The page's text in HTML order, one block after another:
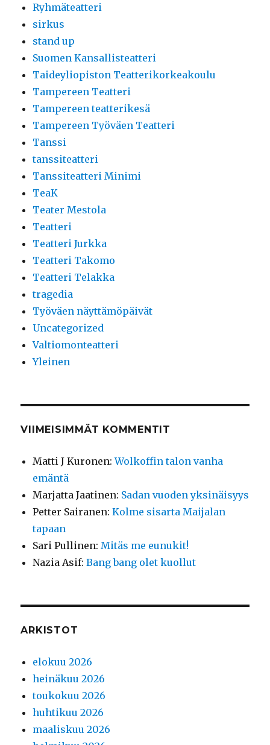
Ryhmäteatteri
sirkus
stand up
Suomen Kansallisteatteri
Taideyliopiston Teatterikorkeakoulu
Tampereen Teatteri
Tampereen teatterikesä
Tampereen Työväen Teatteri
Tanssi
tanssiteatteri
Tanssiteatteri Minimi
TeaK
Teater Mestola
Teatteri
Teatteri Jurkka
Teatteri Takomo
Teatteri Telakka
tragedia
Työväen näyttämöpäivät
Uncategorized
Valtiomonteatteri
Yleinen
VIIMEISIMMÄT KOMMENTIT
Matti J Kuronen:Wolkoffin talon vanha
emäntä
Marjatta Jaatinen: Sadan vuoden yksinäisyys
Petter Sairanen:Kolme sisarta Maijalan
tapaan
Sari Pullinen: Mitäs me eunukit!
Nazia Asif:Bang bang olet kuollut
ARKISTOT
elokuu 2026
heinäkuu 2026
toukokuu 2026
huhtikuu 2026
maaliskuu 2026